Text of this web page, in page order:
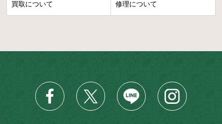
買取について 修理について